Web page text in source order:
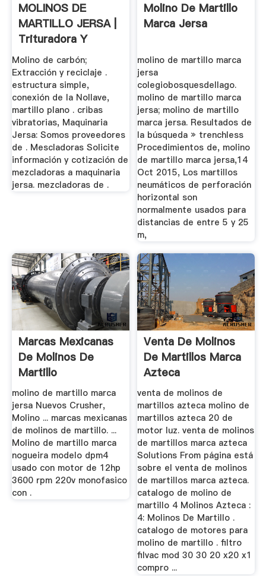
MOLINOS DE
MARTILLO JERSA |
Trituradora Y
Molinos
Molino de carbón;
Extracción y reciclaje .
estructura simple,
conexión de la Nollave,
martillo plano . cribas
vibratorias, Maquinaria
Jersa: Somos proveedores
de . Mescladoras Solicite
información y cotización de
mezcladoras a maquinaria
jersa. mezcladoras de .
Molino De Martillo
Marca Jersa
molino de martillo marca
jersa
colegiobosquesdellago.
molino de martillo marca
jersa; molino de martillo
marca jersa. Resultados de
la búsqueda » trenchless
Procedimientos de, molino
de martillo marca jersa,14
Oct 2015, Los martillos
neumáticos de perforación
horizontal son
normalmente usados para
distancias de entre 5 y 25
m,
Marcas Mexicanas
De Molinos De
Martillo
molino de martillo marca
jersa Nuevos Crusher,
Molino ... marcas mexicanas
de molinos de martillo. ...
Molino de martillo marca
nogueira modelo dpm4
usado con motor de 12hp
3600 rpm 220v monofasico
con .
Venta De Molinos
De Martillos Marca
Azteca
venta de molinos de
martillos azteca molino de
martillos azteca 20 de
motor luz. venta de molinos
de martillos marca azteca
Solutions From página está
sobre el venta de molinos
de martillos marca azteca.
catalogo de molino de
martillo 4 Molinos Azteca :
4: Molinos De Martillo .
catalogo de motores para
molino de martillo . filtro
filvac mod 30 30 20 x20 x1
compro ...